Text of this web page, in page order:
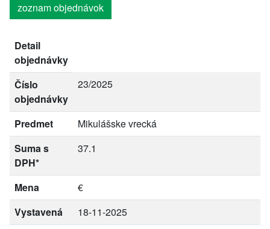
zoznam objednávok
Detail
objednávky
Číslo
objednávky
23/2025
Predmet
Mikulášske vrecká
Suma s
DPH*
37.1
Mena
€
Vystavená
18-11-2025